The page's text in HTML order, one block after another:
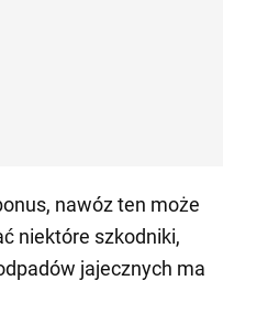
nawóz ten może
niektóre szkodniki,
jajecznych ma